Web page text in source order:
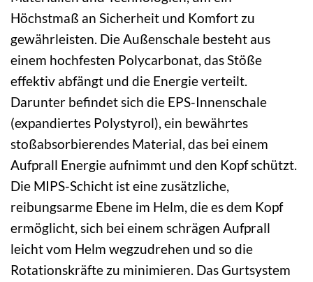
Höchstmaß an Sicherheit und Komfort zu
gewährleisten. Die Außenschale besteht aus
einem hochfesten Polycarbonat, das Stöße
effektiv abfängt und die Energie verteilt.
Darunter befindet sich die EPS-Innenschale
(expandiertes Polystyrol), ein bewährtes
stoßabsorbierendes Material, das bei einem
Aufprall Energie aufnimmt und den Kopf schützt.
Die MIPS-Schicht ist eine zusätzliche,
reibungsarme Ebene im Helm, die es dem Kopf
ermöglicht, sich bei einem schrägen Aufprall
leicht vom Helm wegzudrehen und so die
Rotationskräfte zu minimieren. Das Gurtsystem